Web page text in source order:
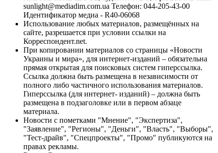
sunlight@mediadim.com.ua Телефон: 044-205-43-00
Идентификатор медиа - R40-06068
Использование любых материалов, размещённых на
сайте, разрешается при условии ссылки на
Корреспондент.net.
При копировании материалов со страницы «Новости
Украины и мира», для интернет-изданий – обязательна
прямая открытая для поисковых систем гиперссылка.
Ссылка должна быть размещена в независимости от
полного либо частичного использования материалов.
Гиперссылка (для интернет- изданий) – должна быть
размещена в подзаголовке или в первом абзаце
материала.
Новости с пометками "Мнение", "Экспертиза",
"Заявление", "Регионы", "Деньги", "Власть", "Выборы",
"Тест-драйв", "Спецпроекты", "Промо" публикуются на
правах рекламы.